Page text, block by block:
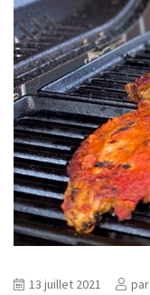
13 juillet 2021 par